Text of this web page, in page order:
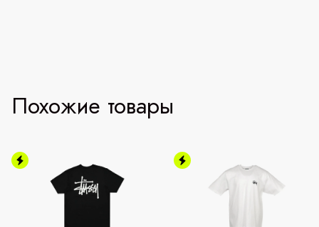
Похожие товары